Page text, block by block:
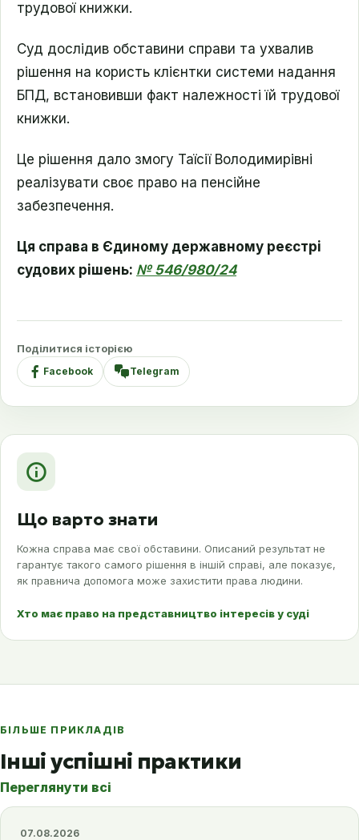
трудової книжки.
Суд дослідив обставини справи та ухвалив
рішення на користь клієнтки системи надання
БПД, встановивши факт належності їй трудової
книжки.
Це рішення дало змогу Таїсії Володимирівні
реалізувати своє право на пенсійне
забезпечення.
Ця справа в Єдиному державному реєстрі
судових рішень: № 546/980/24
Поділитися історією
Facebook Telegram
Що варто знати
Кожна справа має свої обставини. Описаний результат не
гарантує такого самого рішення в іншій справі, але показує,
як правнича допомога може захистити права людини.
Хто має право на представництво інтересів у суді
БІЛЬШЕ ПРИКЛАДІВ
Інші успішні практики
Переглянути всі
07.08.2026